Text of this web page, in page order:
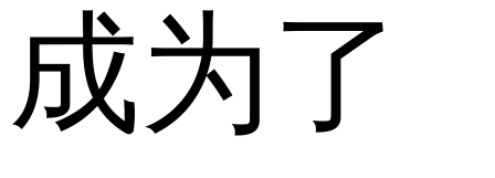
成为了